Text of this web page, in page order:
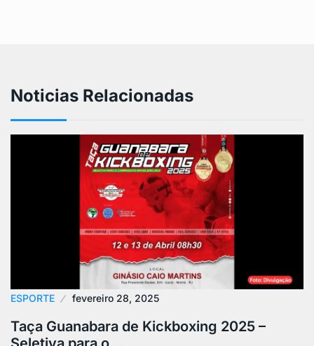
Noticias Relacionadas
ESPORTE fevereiro 28, 2025
Taça Guanabara de Kickboxing 2025 –